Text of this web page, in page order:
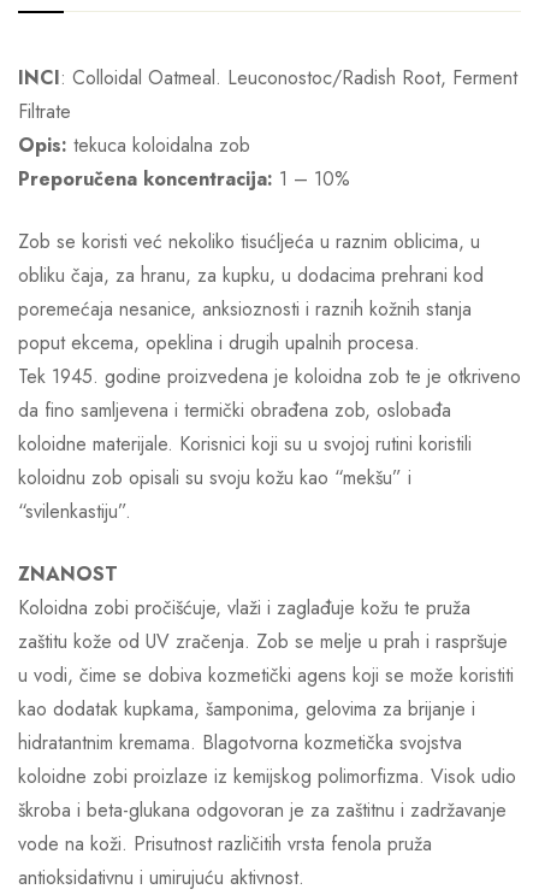
INCI: Colloidal Oatmeal. Leuconostoc/Radish Root, Ferment
Filtrate
Opis: tekuca koloidalna zob
Preporučena koncentracija: 1 – 10%
Zob se koristi već nekoliko tisućljeća u raznim oblicima, u
obliku čaja, za hranu, za kupku, u dodacima prehrani kod
poremećaja nesanice, anksioznosti i raznih kožnih stanja
poput ekcema, opeklina i drugih upalnih procesa.
Tek 1945. godine proizvedena je koloidna zob te je otkriveno
da fino samljevena i termički obrađena zob, oslobađa
koloidne materijale. Korisnici koji su u svojoj rutini koristili
koloidnu zob opisali su svoju kožu kao “mekšu” i
“svilenkastiju”.
ZNANOST
Koloidna zobi pročišćuje, vlaži i zaglađuje kožu te pruža
zaštitu kože od UV zračenja. Zob se melje u prah i raspršuje
u vodi, čime se dobiva kozmetički agens koji se može koristiti
kao dodatak kupkama, šamponima, gelovima za brijanje i
hidratantnim kremama. Blagotvorna kozmetička svojstva
koloidne zobi proizlaze iz kemijskog polimorfizma. Visok udio
škroba i beta-glukana odgovoran je za zaštitnu i zadržavanje
vode na koži. Prisutnost različitih vrsta fenola pruža
antioksidativnu i umirujuću aktivnost.